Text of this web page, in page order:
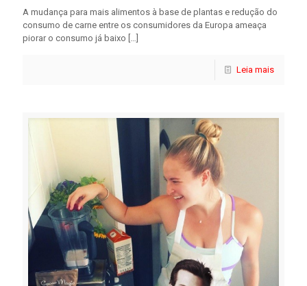
A mudança para mais alimentos à base de plantas e redução do
consumo de carne entre os consumidores da Europa ameaça
piorar o consumo já baixo […]
Leia mais